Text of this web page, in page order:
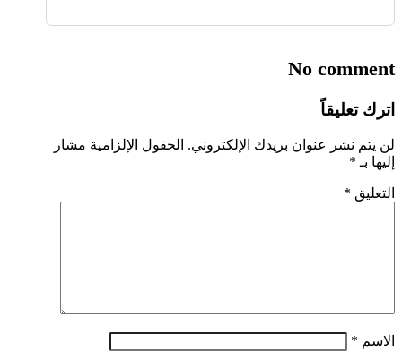
No comment
اترك تعليقاً
لن يتم نشر عنوان بريدك الإلكتروني. الحقول الإلزامية مشار
إليها بـ *
التعليق *
الاسم *